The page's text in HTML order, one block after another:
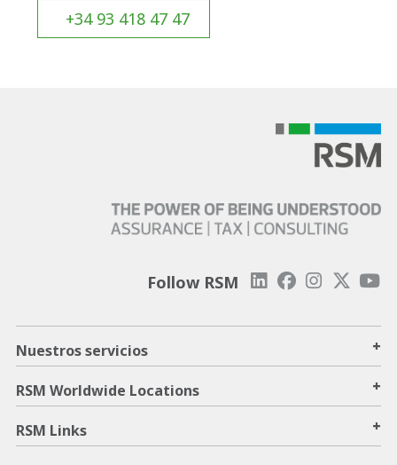
+34 93 418 47 47
Follow RSM
Nuestros servicios +
RSM Worldwide Locations +
RSM Links +